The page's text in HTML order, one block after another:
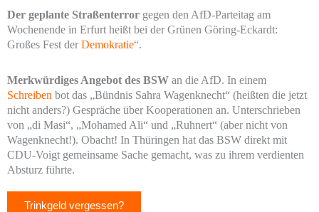
Der geplante Straßenterror gegen den AfD-Parteitag am
Wochenende in Erfurt heißt bei der Grünen Göring-Eckardt:
Großes Fest der Demokratie“.
Merkwürdiges Angebot des BSW an die AfD. In einem
Schreiben bot das „Bündnis Sahra Wagenknecht“ (heißten die jetzt
nicht anders?) Gespräche über Kooperationen an. Unterschrieben
von „di Masi“, „Mohamed Ali“ und „Ruhnert“ (aber nicht von
Wagenknecht!). Obacht! In Thüringen hat das BSW direkt mit
CDU-Voigt gemeinsame Sache gemacht, was zu ihrem verdienten
Absturz führte.
Trinkgeld vergessen?